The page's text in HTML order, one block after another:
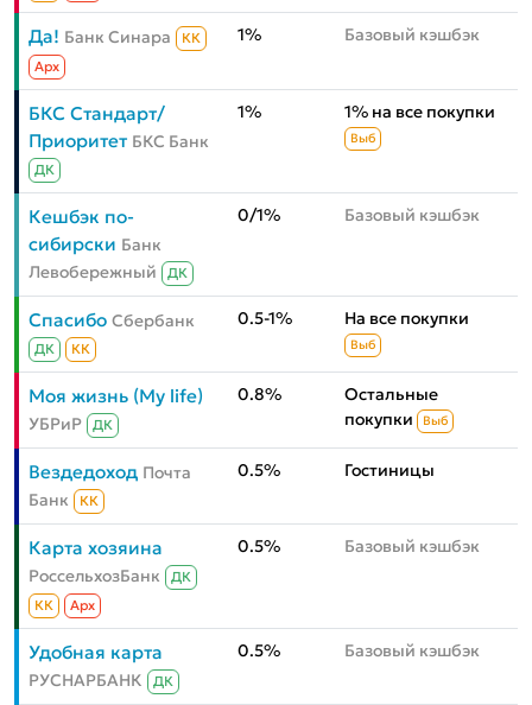
Да! Банк Синара
КК
Aрх
1% Базовый кэшбэк
БКС Стандарт/
Приоритет БКС Банк
ДК
1% 1% на все покупки
Выб
Кешбэк по-
сибирски Банк
Левобережный
ДК
0/1% Базовый кэшбэк
Спасибо Сбербанк
ДК КК
0.5-1% На все покупки
Выб
Моя жизнь (My life)
УБРиР ДК
0.8%
Остальные
покупки
Выб
Вездедоход Почта
Банк
КК
0.5% Гостиницы
Карта хозяина
РоссельхозБанк
ДК
КК
Aрх
0.5% Базовый кэшбэк
Удобная карта
РУСНАРБАНК ДК
0.5% Базовый кэшбэк